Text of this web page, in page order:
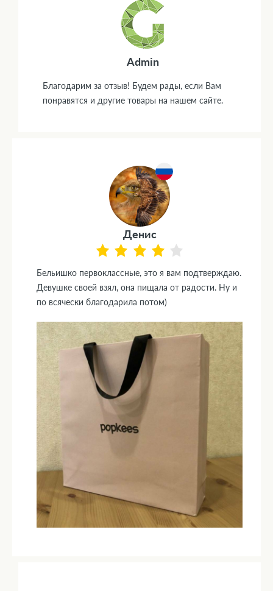
Admin
Благодарим за отзыв! Будем рады, если Вам
понравятся и другие товары на нашем сайте.
Денис
Бельишко первоклассные, это я вам подтверждаю.
Девушке своей взял, она пищала от радости. Ну и
по всячески благодарила потом)